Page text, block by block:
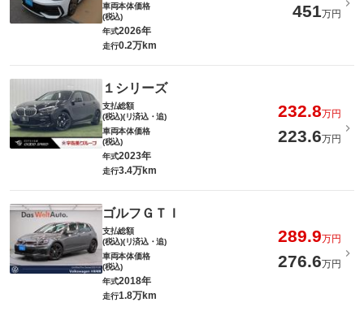
車両本体価格
(税込)
451万円
年式2026年
走行0.2万km
１シリーズ
支払総額
(税込)(リ済込・追)
232.8万円
車両本体価格
(税込)
223.6万円
年式2023年
走行3.4万km
ゴルフＧＴＩ
支払総額
(税込)(リ済込・追)
289.9万円
車両本体価格
(税込)
276.6万円
年式2018年
走行1.8万km